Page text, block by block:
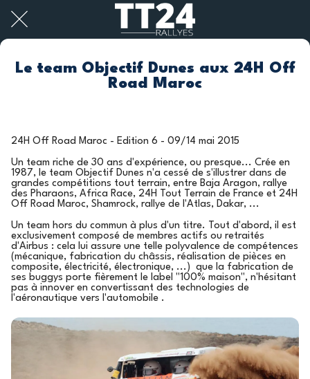
Le team Objectif Dunes aux 24H Off
Road Maroc
24H Off Road Maroc - Edition 6 - 09/14 mai 2015
Un team riche de 30 ans d'expérience, ou presque... Crée en
1987, le team Objectif Dunes n'a cessé de s'illustrer dans de
grandes compétitions tout terrain, entre Baja Aragon, rallye
des Pharaons, Africa Race, 24H Tout Terrain de France et 24H
Off Road Maroc, Shamrock, rallye de l'Atlas, Dakar, ...
Un team hors du commun à plus d'un titre. Tout d'abord, il est
exclusivement composé de membres actifs ou retraités
d'Airbus : cela lui assure une telle polyvalence de compétences
(mécanique, fabrication du châssis, réalisation de pièces en
composite, électricité, électronique, ...) que la fabrication de
ses buggys porte fièrement le label "100% maison", n'hésitant
pas à innover en convertissant des technologies de
l'aéronautique vers l'automobile .